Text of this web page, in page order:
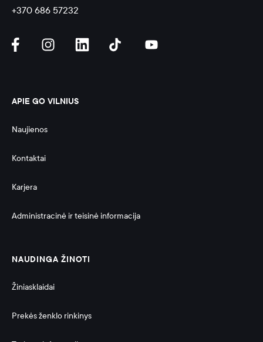
+370 686 57232
APIE GO VILNIUS
Naujienos
Kontaktai
Karjera
Administracinė ir teisinė informacija
NAUDINGA ŽINOTI
Žiniasklaidai
Prekės ženklo rinkinys